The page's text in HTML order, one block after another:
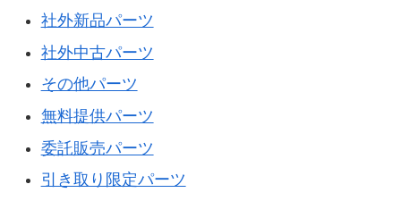
社外新品パーツ
社外中古パーツ
その他パーツ
無料提供パーツ
委託販売パーツ
引き取り限定パーツ